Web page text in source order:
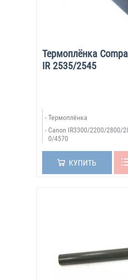
Термоплёнка
IR 2535/2545
Термоплёнка
Canon IR3300/2200/2800/
0/4570
КУПИТЬ